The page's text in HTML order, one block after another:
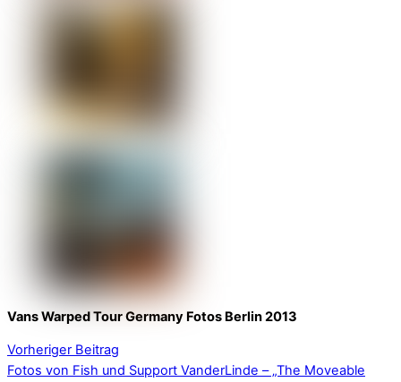
Vans Warped Tour Germany Fotos Berlin 2013
Vorheriger Beitrag
Fotos von Fish und Support VanderLinde – „The Moveable